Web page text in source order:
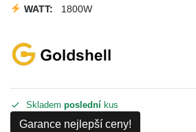
WATT: 1800W
Skladem poslední kus
Garance nejlepší ceny!